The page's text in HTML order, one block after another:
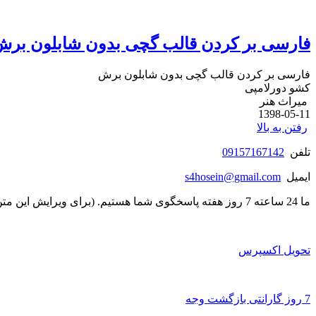
فارسی بر کردن قالب گچی بدون شابلون
فارسی بر کردن قالب گچی بدون شابلون برش
کشو دورلامپی
میراث هنر
1398-05-11
رفتن به بالا
تلفن 09157167142
ایمیل s4hosein@gmail.com
ما 24 ساعته 7 روز هفته پاسخگوی شما هستیم. (برای ویرایش این متن به پیکربندی پوسته > تب برچسب‌ها مراجعه نمایید.)
تحویل اکسپرس
7 روز گارانتی بازگشت وجه